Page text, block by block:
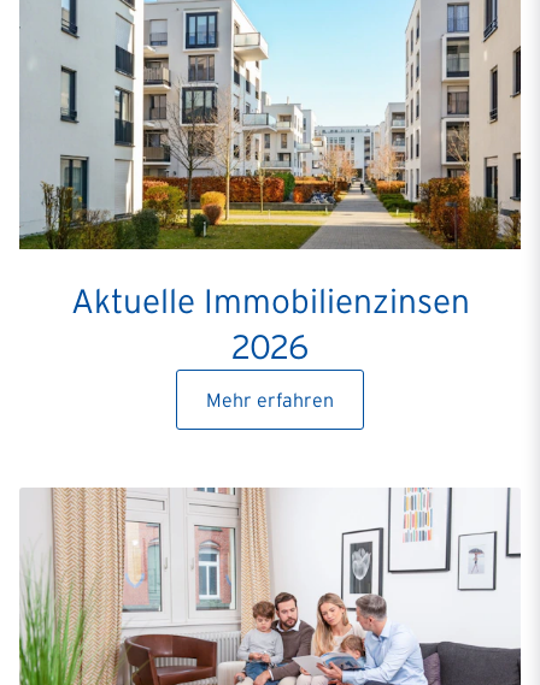
Aktuelle Immobilienzinsen
2026
Mehr erfahren